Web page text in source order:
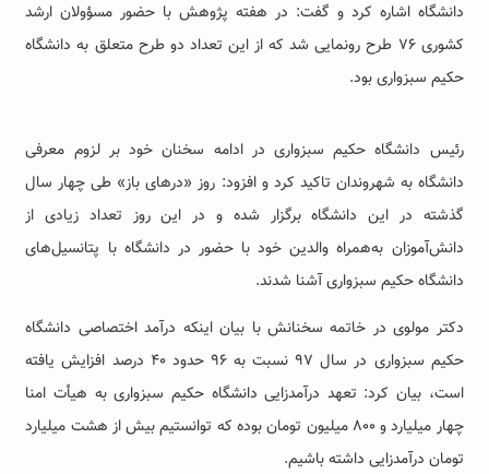
دانشگاه اشاره کرد و گفت: در هفته پژوهش با حضور مسؤولان ارشد
کشوری ۷۶ طرح رونمایی شد که از این تعداد دو طرح متعلق به دانشگاه
حکیم سبزواری بود.
رئیس دانشگاه حکیم سبزواری در ادامه سخنان خود بر لزوم‌ معرفی
دانشگاه به شهروندان تاکید کرد و افزود: روز «درهای باز» طی چهار سال
گذشته در این دانشگاه برگزار شده و در این روز تعداد زیادی از
دانش‌آموزان به‌همراه والدین خود با حضور در دانشگاه با پتانسیل‌های
دانشگاه حکیم سبزواری آشنا شدند.
دکتر مولوی در خاتمه سخنانش با بیان اینکه درآمد اختصاصی دانشگاه
حکیم سبزواری در سال ۹۷ نسبت به ۹۶ حدود ۴۰ درصد افزایش یافته
است، بیان کرد: تعهد درآمدزایی دانشگاه حکیم سبزواری به هیأت امنا
چهار میلیارد و ۸۰۰ میلیون تومان بوده که توانستیم بیش از هشت میلیارد
تومان درآمدزایی داشته باشیم.